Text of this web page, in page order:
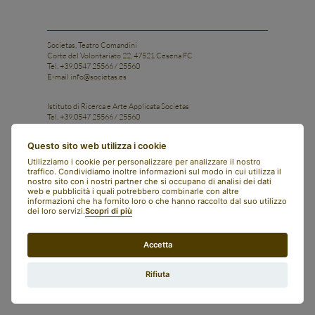
Societas, Teatro Comandini
Corte del Volontariato 22, 47521 Cesena FC
Tel. +39.0547 25566 / 25560
E-mail info@societas.es
Istituto di Ricerca e Arte Applicata Societas
Tel. +39.0547 25566 / 25560
Cell. +39 331 1206028
facebook
instagram
art bonus
contatti
newsletter
societas
italiano
trasparenza
Questo sito web utilizza i cookie
Utilizziamo i cookie per personalizzare per analizzare il nostro
traffico. Condividiamo inoltre informazioni sul modo in cui utilizza il
nostro sito con i nostri partner che si occupano di analisi dei dati
web e pubblicità i quali potrebbero combinarle con altre
informazioni che ha fornito loro o che hanno raccolto dal suo utilizzo
dei loro servizi.Scopri di più
Accetta
Rifiuta